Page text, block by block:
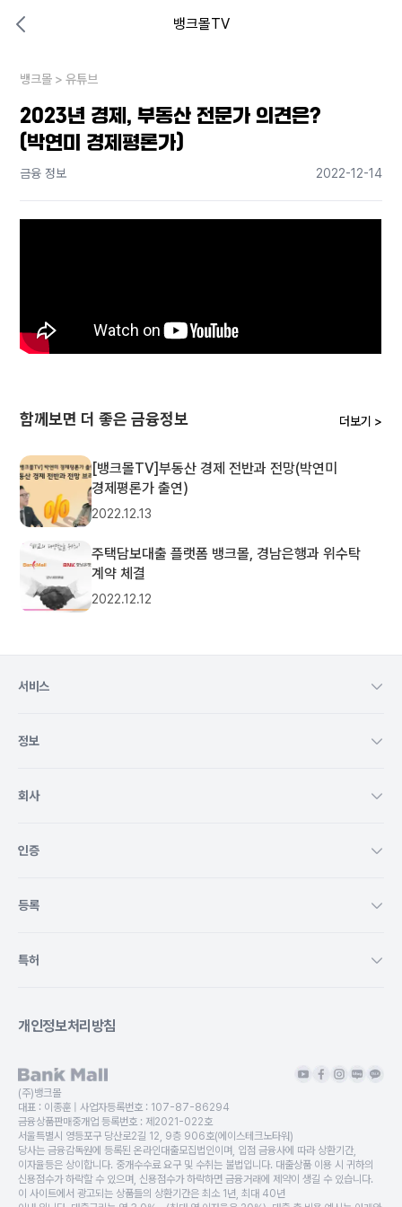
뱅크몰TV
내 상황엔 어떤 방법이 있을까?
뱅크몰 >유튜브
2023년 경제, 부동산 전문가 의견은?
(박연미 경제평론가)
금융 정보 2022-12-14
함께보면 더 좋은 금융정보 더보기 >
[뱅크몰TV]부동산 경제 전반과 전망(박연미
경제평론가 출연)
2022.12.13
주택담보대출 플랫폼 뱅크몰, 경남은행과 위수탁
계약 체결
2022.12.12
서비스
정보
회사
인증
등록
특허
개인정보처리방침
(주)뱅크몰
대표 : 이종훈 | 사업자등록번호 : 107-87-86294
금융상품판매중개업 등록번호 : 제2021-022호
서울특별시 영등포구 당산로2길 12, 9층 906호(에이스테크노타워)
당사는 금융감독원에 등록된 온라인대출모집법인이며, 입점 금융사에 따라 상환기간,
이자율등은 상이합니다. 중개수수료 요구 및 수취는 불법입니다. 대출상품 이용 시 귀하의
신용점수가 하락할 수 있으며, 신용점수가 하락하면 금융거래에 제약이 생길 수 있습니다.
이 사이트에서 광고되는 상품들의 상환기간은 최소 1년, 최대 40년